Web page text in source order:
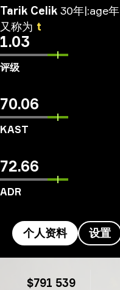
Tarik Celik 30年|:age年
又称为 t
1.03
评级
70.06
KAST
72.66
ADR
个人资料 设置
$791 539